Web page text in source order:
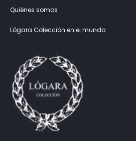
Quiénes somos
Lógara Colección en el mundo